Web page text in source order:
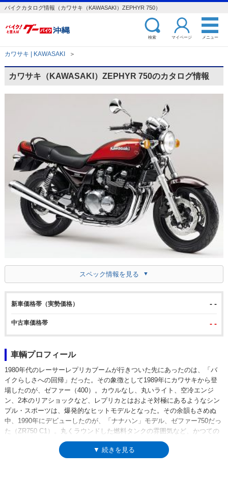
バイクカタログ情報（カワサキ（KAWASAKI）ZEPHYR 750）
検索 マイページ メニュー
カワサキ | KAWASAKI ＞
カワサキ（KAWASAKI）ZEPHYR 750のカタログ情報
スペック情報を見る
新車価格帯（実勢価格） - -
中古車価格帯 - -
車輌プロフィール
1980年代のレーサーレプリカブームが行きついた先にあったのは、「バ
イクらしさへの回帰」だった。その象徴として1989年にカワサキから登
場したのが、ゼファー（400）。カウルなし、丸いライト、空冷エンジ
ン、2本のリアショックなど、レプリカとはおよそ対極にあるようなシン
プル・スポーツは、爆発的なヒットモデルとなった。その余韻もさめぬ
中、1990年にデビューしたのが、「ナナハン」モデル、ゼファー750だっ
た（ZR750 C1）。丸くラウンドした燃料タンクの雰囲気など、かつての
Z2（ゼッツー）に近いイメージで、空冷738ccのエンジンはかつての
Z650-GPz750由来の4気筒ユニット。前後17インチのホイールは現代（当
▼ 続きを見る